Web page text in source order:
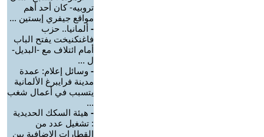
تروبيه- كان أحد أهم
مواقع جيفري إبستين ...
- ألمانيا.. حزب
فاغنكنيخت يفتح الباب
أمام ائتلاف مع -البديل-
ل ...
- وسائل إعلام: عمدة
مدينة فرايبرغ الألمانية
يتسبب في أعمال شغب
...
- هيئة السكك الحديدية
: تشغيل عدد من
القطارات الإضافية بين